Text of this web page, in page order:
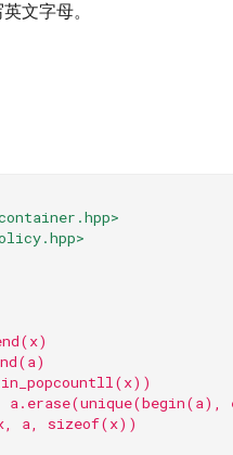
文字母。
a, sizeof(x))